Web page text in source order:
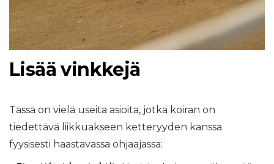
Lisää vinkkejä
Tässä on vielä useita asioita, jotka koiran on
tiedettävä liikkuakseen ketteryyden kanssa
fyysisesti haastavassa ohjaajassa: